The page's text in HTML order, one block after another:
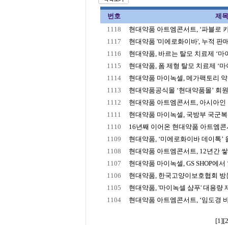
번호
제목
1118
현대약품 아트엠콘서트, ‘파블로
1117
현대약품 '미에로화이바', 누적 판
1116
현대약품, 바르는 탈모 치료제 ‘마
1115
현대약품, 폼 제형 탈모 치료제 ‘마
1114
현대약품 마이녹셀, 메가팩토리
1113
현대약품공식몰 ‘현대약품몰’ 회
1112
현대약품 아트엠콘서트, 아시아인
1111
현대약품 마이녹셀, 국방부 국군
1110
16년째 이어온 현대약품 아트엠콘
1109
현대약품, ‘미에로화이바 데이톡’
1108
현대약품 아트엠콘서트, 12년간
1107
현대약품 마이녹셀, GS SHOP에서
1106
현대약품, 한국고양이보호협회 방
1105
현대약품, '마이녹셀 샴푸' 대용량
1104
현대약품 아트엠콘서트, ‘임도경
[1]